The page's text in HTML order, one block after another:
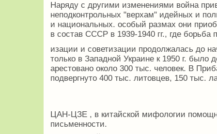
Наряду с другими изменениями война
неподконтрольных "верхам" идейных и
и национальных. особый размах они
в состав СССР в 1939-1940 гг., где борьба
изации и советизации продолжалась до
только в Западной Украине к 1950 г. было
арестовано около 300 тыс. человек. В
подвергнуто 400 тыс. литовцев, 150 тыс.
ЦАН-ЦЗЕ , в китайской мифологии
письменности.